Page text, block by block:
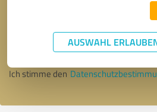
AUSWAHLNachricht
Ich stimme den